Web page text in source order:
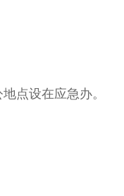
点设在应急办。